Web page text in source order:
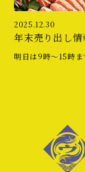
2025.12.30
年末売り出し情
明日は9時〜15時